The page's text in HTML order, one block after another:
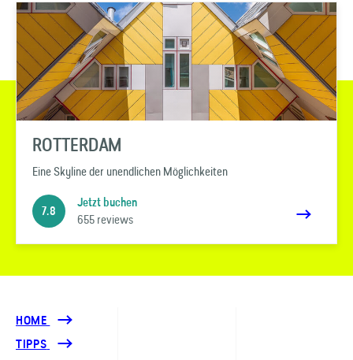
ROTTERDAM
Eine Skyline der unendlichen Möglichkeiten
7.8
Jetzt buchen
655 reviews
HOME
TIPPS